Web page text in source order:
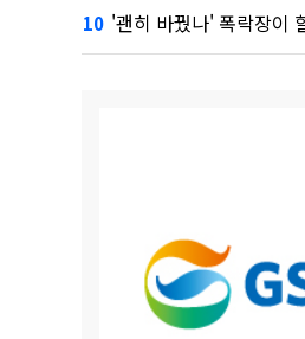
10 '괜히 바꿨나' 폭락장이 할퀸 DC